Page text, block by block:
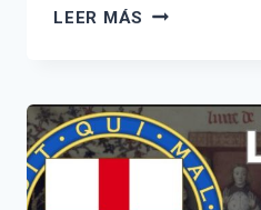
LEER MÁS ¿QUÉ
MARCA
ENERGIE?
HISTORIA